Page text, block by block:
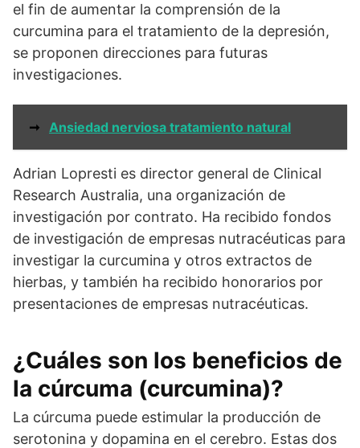
el fin de aumentar la comprensión de la
curcumina para el tratamiento de la depresión,
se proponen direcciones para futuras
investigaciones.
➞ Ansiedad nerviosa tratamiento natural
Adrian Lopresti es director general de Clinical
Research Australia, una organización de
investigación por contrato. Ha recibido fondos
de investigación de empresas nutracéuticas para
investigar la curcumina y otros extractos de
hierbas, y también ha recibido honorarios por
presentaciones de empresas nutracéuticas.
¿Cuáles son los beneficios de
la cúrcuma (curcumina)?
La cúrcuma puede estimular la producción de
serotonina y dopamina en el cerebro. Estas dos